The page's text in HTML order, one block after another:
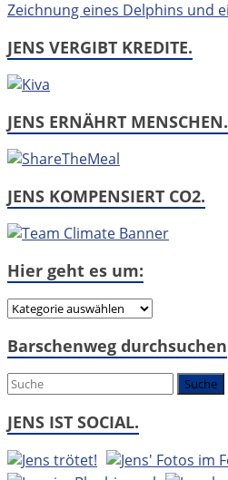
JENS VERGIBT KREDITE.
JENS ERNÄHRT MENSCHEN.
JENS KOMPENSIERT CO2.
Hier geht es um:
Hier
es
Barschenweg durchsuchen
JENS IST SOCIAL.